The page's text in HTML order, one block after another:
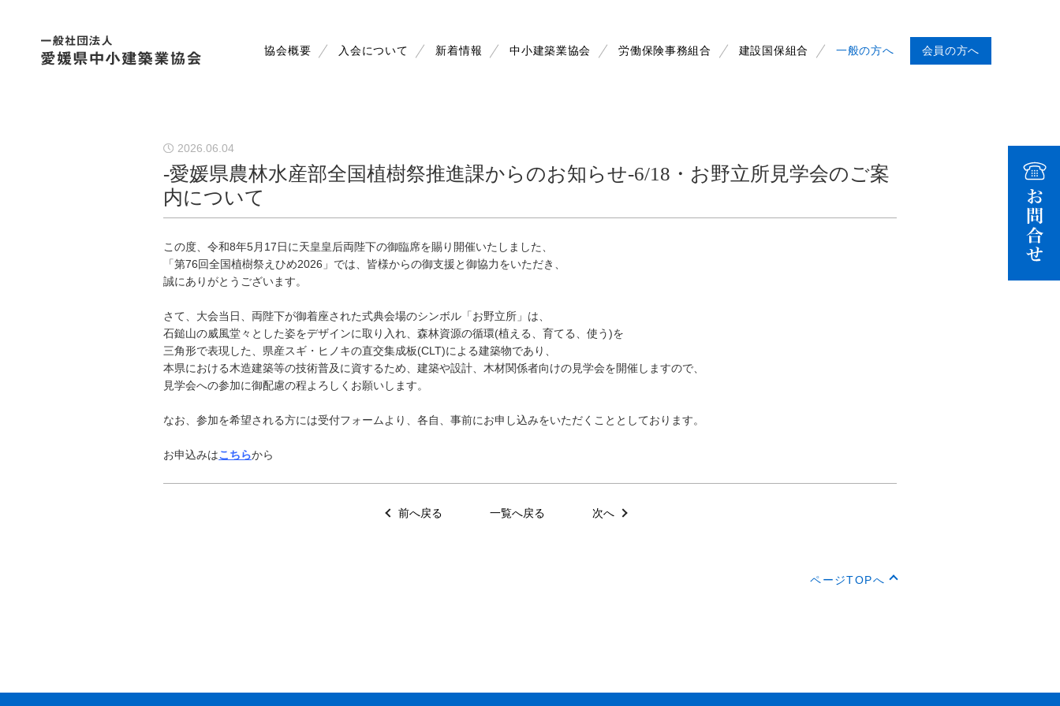
協会概要 入会について 新着情報 中小建築業協会 労働保険事務組合 建設国保組合 一般の方へ 会員の方へ
2026.06.04
-愛媛県農林水産部全国植樹祭推進課からのお知らせ-6/18・お野立所見学会のご案
内について
この度、令和8年5月17日に天皇皇后両陛下の御臨席を賜り開催いたしました、
「第76回全国植樹祭えひめ2026」では、皆様からの御支援と御協力をいただき、
誠にありがとうございます。
さて、大会当日、両陛下が御着座された式典会場のシンボル「お野立所」は、
石鎚山の威風堂々とした姿をデザインに取り入れ、森林資源の循環(植える、育てる、使う)を
三角形で表現した、県産スギ・ヒノキの直交集成板(CLT)による建築物であり、
本県における木造建築等の技術普及に資するため、建築や設計、木材関係者向けの見学会を開催しますので、
見学会への参加に御配慮の程よろしくお願いします。
なお、参加を希望される方には受付フォームより、各自、事前にお申し込みをいただくこととしております。
お申込みはこちらから
前へ戻る 一覧へ戻る 次へ
ページTOPへ